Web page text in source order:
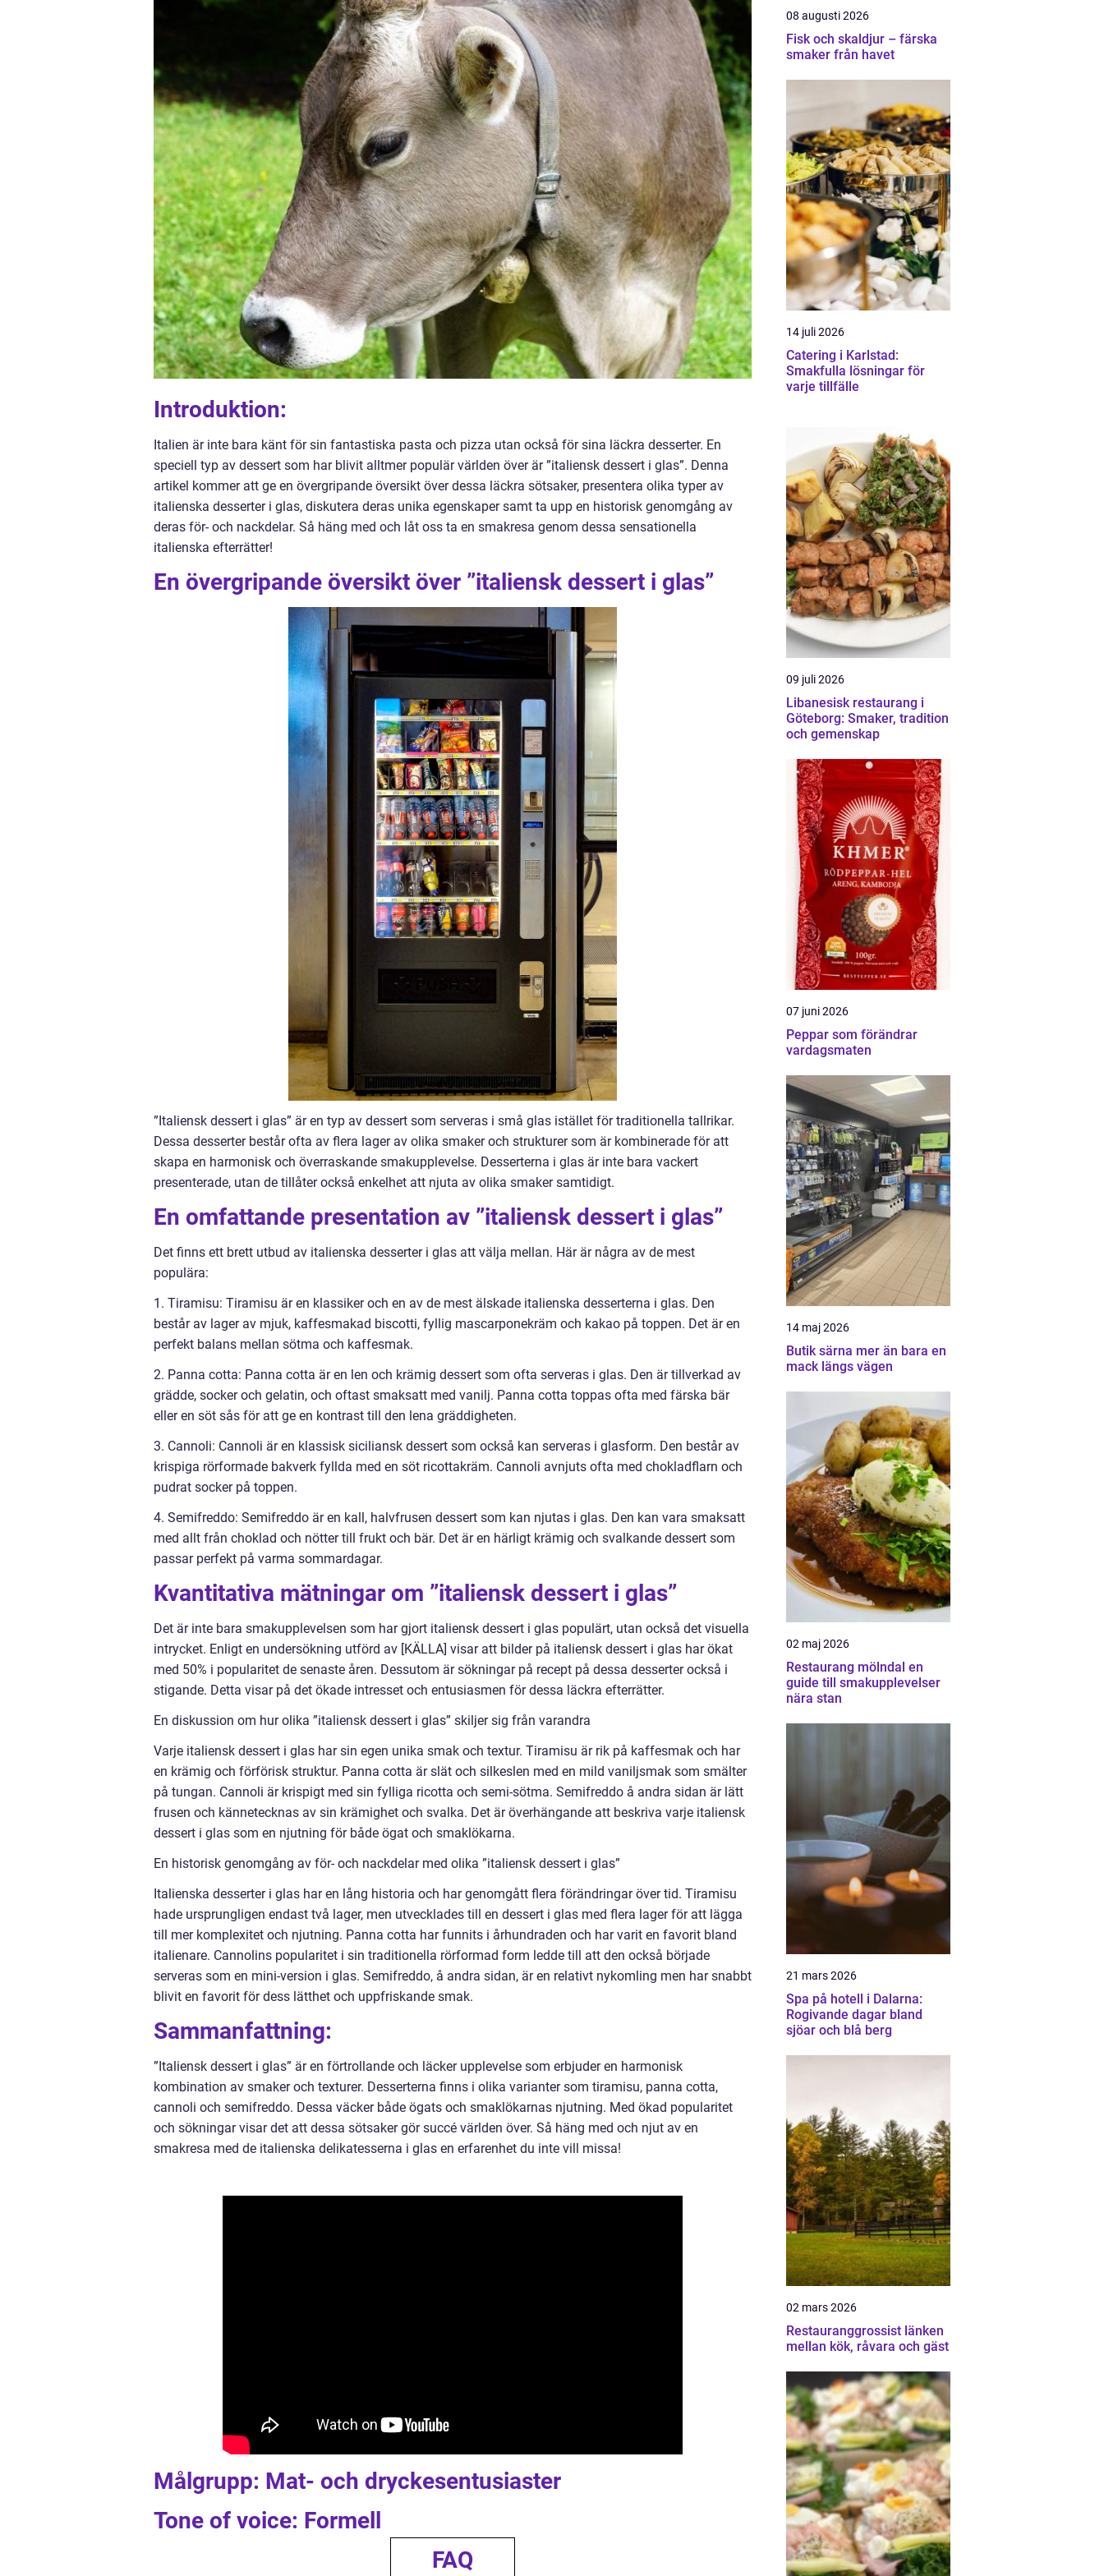
Introduktion:
Italien är inte bara känt för sin fantastiska pasta och pizza utan också för sina läckra desserter. En
speciell typ av dessert som har blivit alltmer populär världen över är ”italiensk dessert i glas”. Denna
artikel kommer att ge en övergripande översikt över dessa läckra sötsaker, presentera olika typer av
italienska desserter i glas, diskutera deras unika egenskaper samt ta upp en historisk genomgång av
deras för- och nackdelar. Så häng med och låt oss ta en smakresa genom dessa sensationella
italienska efterrätter!
En övergripande översikt över ”italiensk dessert i glas”
”Italiensk dessert i glas” är en typ av dessert som serveras i små glas istället för traditionella tallrikar.
Dessa desserter består ofta av flera lager av olika smaker och strukturer som är kombinerade för att
skapa en harmonisk och överraskande smakupplevelse. Desserterna i glas är inte bara vackert
presenterade, utan de tillåter också enkelhet att njuta av olika smaker samtidigt.
En omfattande presentation av ”italiensk dessert i glas”
Det finns ett brett utbud av italienska desserter i glas att välja mellan. Här är några av de mest
populära:
1. Tiramisu: Tiramisu är en klassiker och en av de mest älskade italienska desserterna i glas. Den
består av lager av mjuk, kaffesmakad biscotti, fyllig mascarponekräm och kakao på toppen. Det är en
perfekt balans mellan sötma och kaffesmak.
2. Panna cotta: Panna cotta är en len och krämig dessert som ofta serveras i glas. Den är tillverkad av
grädde, socker och gelatin, och oftast smaksatt med vanilj. Panna cotta toppas ofta med färska bär
eller en söt sås för att ge en kontrast till den lena gräddigheten.
3. Cannoli: Cannoli är en klassisk siciliansk dessert som också kan serveras i glasform. Den består av
krispiga rörformade bakverk fyllda med en söt ricottakräm. Cannoli avnjuts ofta med chokladflarn och
pudrat socker på toppen.
4. Semifreddo: Semifreddo är en kall, halvfrusen dessert som kan njutas i glas. Den kan vara smaksatt
med allt från choklad och nötter till frukt och bär. Det är en härligt krämig och svalkande dessert som
passar perfekt på varma sommardagar.
Kvantitativa mätningar om ”italiensk dessert i glas”
Det är inte bara smakupplevelsen som har gjort italiensk dessert i glas populärt, utan också det visuella
intrycket. Enligt en undersökning utförd av [KÄLLA] visar att bilder på italiensk dessert i glas har ökat
med 50% i popularitet de senaste åren. Dessutom är sökningar på recept på dessa desserter också i
stigande. Detta visar på det ökade intresset och entusiasmen för dessa läckra efterrätter.
En diskussion om hur olika ”italiensk dessert i glas” skiljer sig från varandra
Varje italiensk dessert i glas har sin egen unika smak och textur. Tiramisu är rik på kaffesmak och har
en krämig och förförisk struktur. Panna cotta är slät och silkeslen med en mild vaniljsmak som smälter
på tungan. Cannoli är krispigt med sin fylliga ricotta och semi-sötma. Semifreddo å andra sidan är lätt
frusen och kännetecknas av sin krämighet och svalka. Det är överhängande att beskriva varje italiensk
dessert i glas som en njutning för både ögat och smaklökarna.
En historisk genomgång av för- och nackdelar med olika ”italiensk dessert i glas”
Italienska desserter i glas har en lång historia och har genomgått flera förändringar över tid. Tiramisu
hade ursprungligen endast två lager, men utvecklades till en dessert i glas med flera lager för att lägga
till mer komplexitet och njutning. Panna cotta har funnits i århundraden och har varit en favorit bland
italienare. Cannolins popularitet i sin traditionella rörformad form ledde till att den också började
serveras som en mini-version i glas. Semifreddo, å andra sidan, är en relativt nykomling men har snabbt
blivit en favorit för dess lätthet och uppfriskande smak.
Sammanfattning:
”Italiensk dessert i glas” är en förtrollande och läcker upplevelse som erbjuder en harmonisk
kombination av smaker och texturer. Desserterna finns i olika varianter som tiramisu, panna cotta,
cannoli och semifreddo. Dessa väcker både ögats och smaklökarnas njutning. Med ökad popularitet
och sökningar visar det att dessa sötsaker gör succé världen över. Så häng med och njut av en
smakresa med de italienska delikatesserna i glas en erfarenhet du inte vill missa!
Målgrupp: Mat- och dryckesentusiaster
Tone of voice: Formell
FAQ
08 augusti 2026
Fisk och skaldjur – färska
smaker från havet
14 juli 2026
Catering i Karlstad:
Smakfulla lösningar för
varje tillfälle
09 juli 2026
Libanesisk restaurang i
Göteborg: Smaker, tradition
och gemenskap
07 juni 2026
Peppar som förändrar
vardagsmaten
14 maj 2026
Butik särna mer än bara en
mack längs vägen
02 maj 2026
Restaurang mölndal en
guide till smakupplevelser
nära stan
21 mars 2026
Spa på hotell i Dalarna:
Rogivande dagar bland
sjöar och blå berg
02 mars 2026
Restauranggrossist länken
mellan kök, råvara och gäst